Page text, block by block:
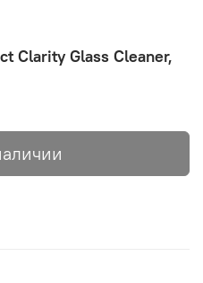
Clarity Glass Cleaner,